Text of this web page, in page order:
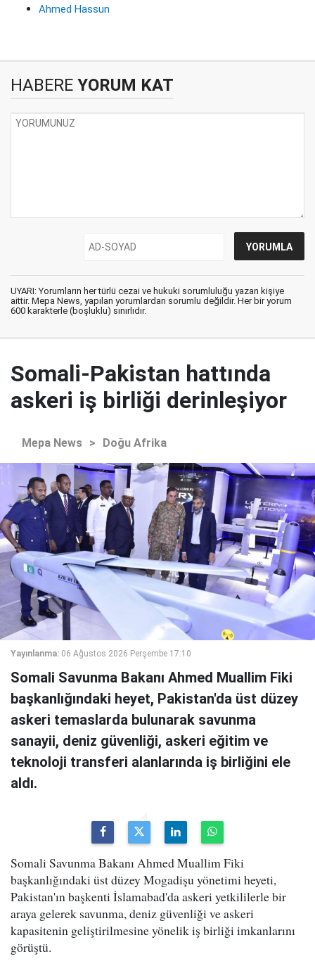
Ahmed Hassun
HABERE YORUM KAT
UYARI: Yorumların her türlü cezai ve hukuki sorumluluğu yazan kişiye
aittir. Mepa News, yapılan yorumlardan sorumlu değildir. Her bir yorum
600 karakterle (boşluklu) sınırlıdır.
Somali-Pakistan hattında
askeri iş birliği derinleşiyor
Mepa News > Doğu Afrika
Yayınlanma: 06 Ağustos 2026 Perşembe 17:10
Somali Savunma Bakanı Ahmed Muallim Fiki
başkanlığındaki heyet, Pakistan'da üst düzey
askeri temaslarda bulunarak savunma
sanayii, deniz güvenliği, askeri eğitim ve
teknoloji transferi alanlarında iş birliğini ele
aldı.
Somali Savunma Bakanı Ahmed Muallim Fiki
başkanlığındaki üst düzey Mogadişu yönetimi heyeti,
Pakistan'ın başkenti İslamabad'da askeri yetkililerle bir
araya gelerek savunma, deniz güvenliği ve askeri
kapasitenin geliştirilmesine yönelik iş birliği imkanlarını
görüştü.